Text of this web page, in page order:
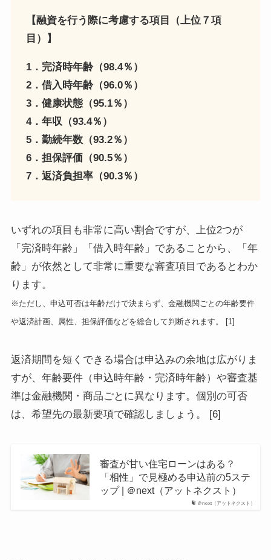
【融資を行う際に考慮する項目（上位７項
目）】
1．完済時年齢（98.4％）
2．借入時年齢（96.0％）
3．健康状態（95.1％）
4．年収（93.4％）
5．勤続年数（93.2％）
6．担保評価（90.5％）
7．返済負担率（90.3％）
いずれの項目も非常に高い割合ですが、上位2つが
「完済時年齢」「借入時年齢」であることから、「年
齢」が依然として非常に重要な審査項目であるとわか
ります。
※ただし、申込可否は年齢だけで決まらず、金融機関ごとの年齢要件
や返済計画、属性、担保評価などを総合して判断されます。 [1]
返済期間を短くできる場合は申込みの余地は広がりま
すが、年齢要件（申込時年齢・完済時年齢）や審査基
準は金融機関・商品ごとに異なります。個別の可否
は、希望先の最新要項で確認しましょう。 [6]
＠next（アットネクスト）
審査が甘い住宅ローンはある？
「相性」で見極める申込前の5ステ
ップ | ＠next（アットネクスト）